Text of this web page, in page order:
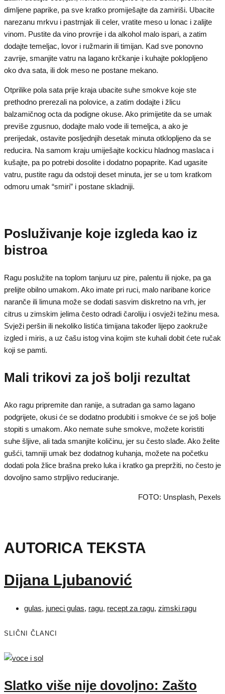
dimljene paprike, pa sve kratko promiješajte da zamiriši. Ubacite
narezanu mrkvu i pastrnjak ili celer, vratite meso u lonac i zalijte
vinom. Pustite da vino provrije i da alkohol malo ispari, a zatim
dodajte temeljac, lovor i ružmarin ili timijan. Kad sve ponovno
zavrije, smanjite vatru na lagano krčkanje i kuhajte poklopljeno
oko dva sata, ili dok meso ne postane mekano.
Otprilike pola sata prije kraja ubacite suhe smokve koje ste
prethodno prerezali na polovice, a zatim dodajte i žlicu
balzamičnog octa da podigne okuse. Ako primijetite da se umak
previše zgusnuo, dodajte malo vode ili temeljca, a ako je
prerijedak, ostavite posljednjih desetak minuta otklopljeno da se
reducira. Na samom kraju umiješajte kockicu hladnog maslaca i
kušajte, pa po potrebi dosolite i dodatno popaprite. Kad ugasite
vatru, pustite ragu da odstoji deset minuta, jer se u tom kratkom
odmoru umak “smiri” i postane skladniji.
Posluživanje koje izgleda kao iz
bistroa
Ragu poslužite na toplom tanjuru uz pire, palentu ili njoke, pa ga
prelijte obilno umakom. Ako imate pri ruci, malo naribane korice
naranče ili limuna može se dodati sasvim diskretno na vrh, jer
citrus u zimskim jelima često odradi čaroliju i osvježi težinu mesa.
Svježi peršin ili nekoliko listića timijana također lijepo zaokruže
izgled i miris, a uz čašu istog vina kojim ste kuhali dobit ćete ručak
koji se pamti.
Mali trikovi za još bolji rezultat
Ako ragu pripremite dan ranije, a sutradan ga samo lagano
podgrijete, okusi će se dodatno produbiti i smokve će se još bolje
stopiti s umakom. Ako nemate suhe smokve, možete koristiti
suhe šljive, ali tada smanjite količinu, jer su često slađe. Ako želite
gušći, tamniji umak bez dodatnog kuhanja, možete na početku
dodati pola žlice brašna preko luka i kratko ga prepržiti, no često je
dovoljno samo strpljivo reduciranje.
FOTO: Unsplash, Pexels
AUTORICA TEKSTA
Dijana Ljubanović
gulas, juneci gulas, ragu, recept za ragu, zimski ragu
SLIČNI ČLANCI
Slatko više nije dovoljno: Zašto